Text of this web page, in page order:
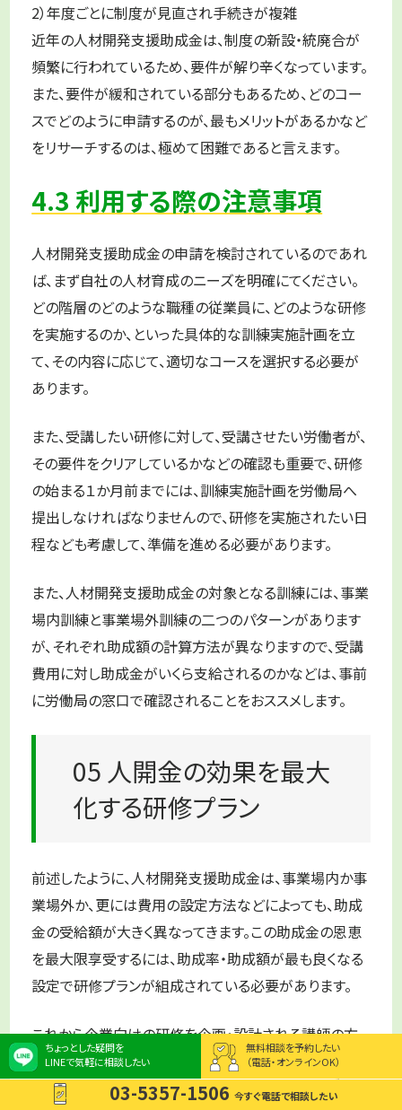
ちょっとした疑問を
LINEで気軽に相談したい
無料相談を予約したい
（電話・オンラインOK）
03-5357-1506 今すぐ電話で相談したい
2）年度ごとに制度が見直され手続きが複雑
近年の人材開発支援助成金は、制度の新設・統廃合が
頻繁に行われているため、要件が解り辛くなっています。
また、要件が緩和されている部分もあるため、どのコー
スでどのように申請するのが、最もメリットがあるかなど
をリサーチするのは、極めて困難であると言えます。
4.3 利用する際の注意事項
人材開発支援助成金の申請を検討されているのであれ
ば、まず自社の人材育成のニーズを明確にてください。
どの階層のどのような職種の従業員に、どのような研修
を実施するのか、といった具体的な訓練実施計画を立
て、その内容に応じて、適切なコースを選択する必要が
あります。
また、受講したい研修に対して、受講させたい労働者が、
その要件をクリアしているかなどの確認も重要で、研修
の始まる１か月前までには、訓練実施計画を労働局へ
提出しなければなりませんので、研修を実施されたい日
程なども考慮して、準備を進める必要があります。
また、人材開発支援助成金の対象となる訓練には、事業
場内訓練と事業場外訓練の二つのパターンがあります
が、それぞれ助成額の計算方法が異なりますので、受講
費用に対し助成金がいくら支給されるのかなどは、事前
に労働局の窓口で確認されることをおススメします。
05 人開金の効果を最大
化する研修プラン
前述したように、人材開発支援助成金は、事業場内か事
業場外か、更には費用の設定方法などによっても、助成
金の受給額が大きく異なってきます。この助成金の恩恵
を最大限享受するには、助成率・助成額が最も良くなる
設定で研修プランが組成されている必要があります。
これから企業向けの研修を企画・設計される講師の方
であれば、このような考え方のもと、研修プランを組成す
ることが出来ると思います。助成金で受講費用の一部が